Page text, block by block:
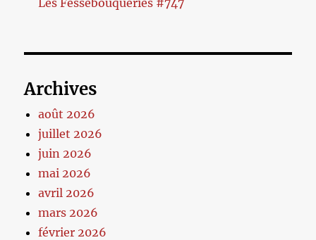
Archives
août 2026
juillet 2026
juin 2026
mai 2026
avril 2026
mars 2026
février 2026